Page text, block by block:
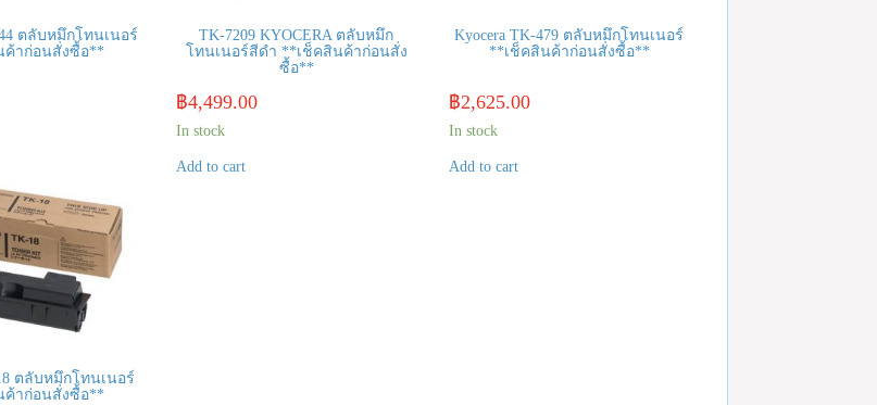
ตลับหมึกโทนเนอร์
ค้าก่อนสั่งซื้อ**
TK-7209 KYOCERA ตลับหมึก
โทนเนอร์สีดำ **เช็คสินค้าก่อนสั่ง
ซื้อ**
฿4,499.00
In stock
Add to cart
Kyocera TK-479 ตลับหมึกโทนเนอร์
**เช็คสินค้าก่อนสั่งซื้อ**
฿2,625.00
In stock
Add to cart
ตลับหมึกโทนเนอร์
ค้าก่อนสั่งซื้อ**